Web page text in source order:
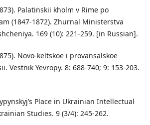
Palatinskii kholm v Rime po
(1847-1872). Zhurnal Ministerstva
169 (10): 221-259. [in Russian].
Novo-keltskoe i provansalskoe
Vestnik Yevropy. 8: 688-740; 9: 153-203.
Place in Ukrainian Intellectual
Studies. 9 (3/4): 245-262.